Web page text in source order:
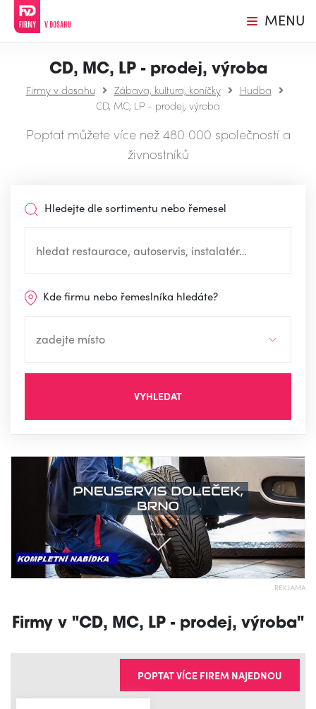
MENU
CD, MC, LP - prodej, výroba
Firmy v dosahu Zábava, kultura, koníčky
Hudba
CD, MC, LP - prodej, výroba
Poptat můžete více než 480 000 společností a
živnostníků
Hledejte dle sortimentu nebo řemesel
Kde firmu nebo řemeslníka hledáte?
VYHLEDAT
REKLAMA
Firmy v "CD, MC, LP - prodej, výroba"
POPTAT VÍCE FIREM NAJEDNOU